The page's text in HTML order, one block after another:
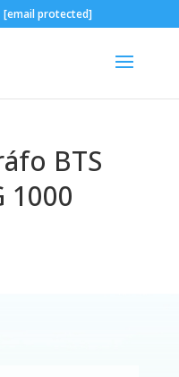
[email protected]
BTS
1000